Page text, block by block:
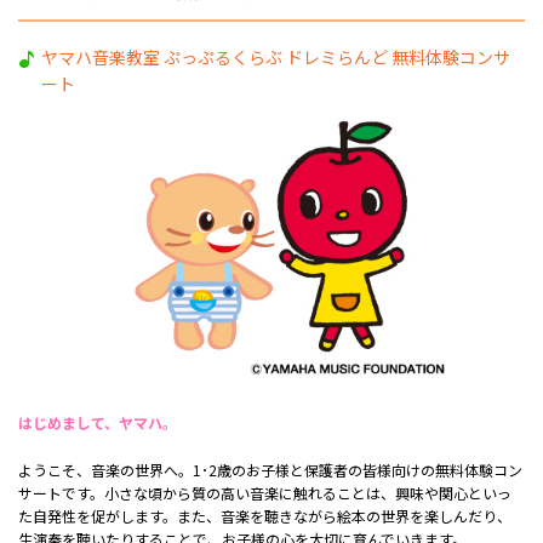
ヤマハ音楽教室 ぷっぷるくらぶ ドレミらんど 無料体験コンサ
ート
はじめまして、ヤマハ。
ようこそ、音楽の世界へ。1･2歳のお子様と保護者の皆様向けの無料体験コン
サートです。小さな頃から質の高い音楽に触れることは、興味や関心といっ
た自発性を促がします。また、音楽を聴きながら絵本の世界を楽しんだり、
生演奏を聴いたりすることで、お子様の心を大切に育んでいきます。